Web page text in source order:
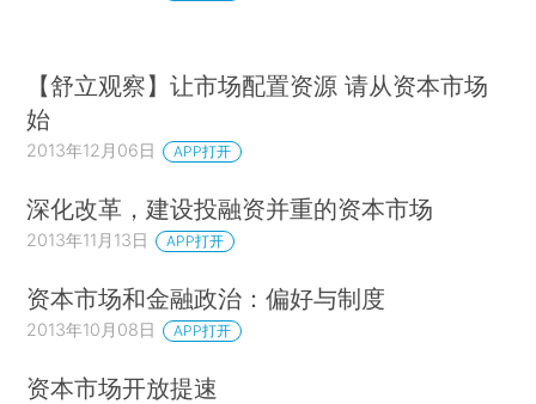
【舒立观察】让市场配置资源 请从资本市场
始
2013年12月06日 APP打开
深化改革，建设投融资并重的资本市场
2013年11月13日 APP打开
资本市场和金融政治：偏好与制度
2013年10月08日 APP打开
资本市场开放提速